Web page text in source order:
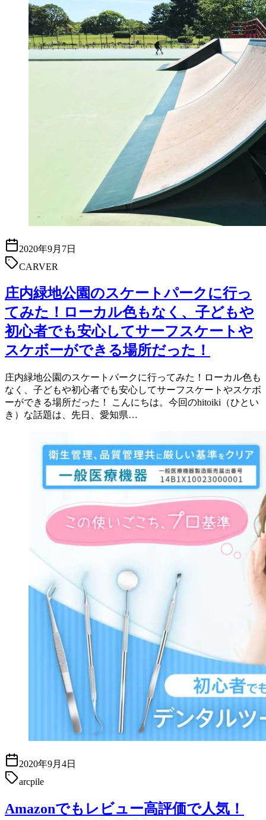
2020年9月7日
CARVER
庄内緑地公園のスケートパークに行っ
てみた！ローカル色もなく、子どもや
初心者でも安心してサーフスケートや
スケボーができる場所だった！
庄内緑地公園のスケートパークに行ってみた！ローカル色も
なく、子どもや初心者でも安心してサーフスケートやスケボ
ーができる場所だった！ こんにちは。今回のhitoiki（ひとい
き）な話題は、先日、愛知県…
2020年9月4日
arcpile
Amazonでもレビュー高評価で人気！